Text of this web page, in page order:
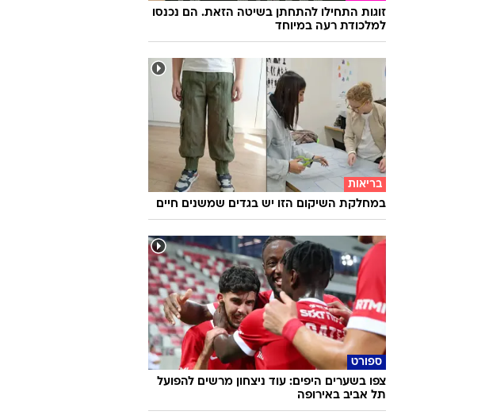
זוגות התחילו להתחתן בשיטה הזאת. הם נכנסו
למלכודת רעה במיוחד
בריאות
במחלקת השיקום הזו יש בגדים שמשנים חיים
ספורט
צפו בשערים היפים: עוד ניצחון מרשים להפועל
תל אביב באירופה